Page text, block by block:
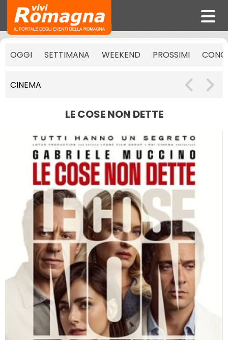
OGGI SETTIMANA WEEKEND PROSSIMI
CINEMA
LE COSE NON DETTE